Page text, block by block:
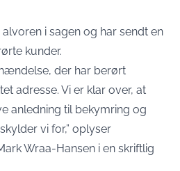
i sagen og har sendt en
kunder.
der har berørt
adresse. Vi er klar over, at
anledning til bekymring og
vi for,” oplyser
Wraa-Hansen i en skriftlig